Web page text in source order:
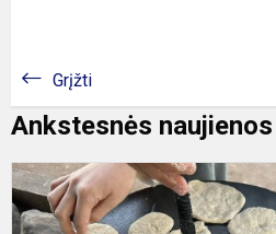
Grįžti
Ankstesnės naujienos